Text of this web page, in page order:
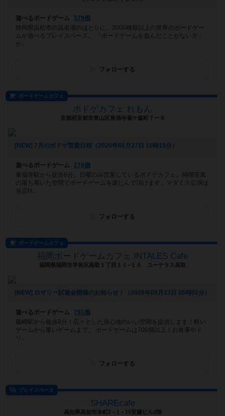
遊べるボードゲーム
579個
静岡県浜松市の浜名湖のほとりに、2000種類以上の世界のボードゲー
ムが遊べるプレイスペース。 「ボードゲームを遊んだことがない方」
か...
フォローする
ボードゲームカフェ
ボドゲカフェ れもん
京都府京都市東山区泉涌寺雀ケ森町７ー６
[NEW] 7月のボドゲ営業日程（2026年06月27日 15時15分）
遊べるボードゲーム
278個
東福寺駅から徒歩6分。日曜のみ営業しているボドゲカフェ。純喫茶風
の落ち着いた空間でボードゲームを楽しんで頂けます。マダミス公演は
当店H...
フォローする
ボードゲームカフェ
福岡ボードゲームカフェ INTALES Cafe
福岡県福岡市早良区高取１丁目１１−１５ ユーテラス高取
[NEW] ロザリー試遊会開催のお知らせ！（2026年06月23日 05時02分）
遊べるボードゲーム
751個
藤崎駅から徒歩8分！広々とした居心地のいい空間を提供します！軽い
ゲームから重いゲームまで、 ボードゲームは700個以上！お食事やド
リ...
フォローする
プレイスペース
SHAREcafe
高知県高知市本町2－1－15安藤ビル2階